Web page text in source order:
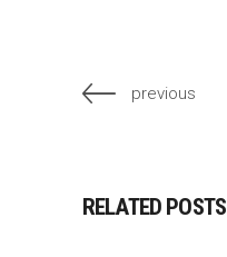
previous
RELATED POSTS